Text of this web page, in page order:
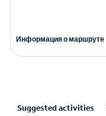
Информация о маршруте
Suggested activities